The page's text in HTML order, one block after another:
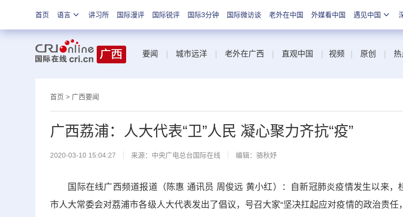
首页 语言 讲习所 国际漫评 国际锐评 国际3分钟 国际微访谈 老外在中国 外媒看中国 遇见中国
要闻 城市远洋 老外在广西 直观中国 视频 原创 热
首页 > 广西要闻
广西荔浦：人大代表“卫”人民 凝心聚力齐抗“疫”
2020-03-10 15:04:27 来源： 中央广电总台国际在线 编辑：骆秋妤
国际在线广西频道报道（陈惠 通讯员 周俊远 黄小红）：自新冠肺炎疫情发生以来，
市人大常委会对荔浦市各级人大代表发出了倡议，号召大家“坚决扛起应对疫情的政治责任